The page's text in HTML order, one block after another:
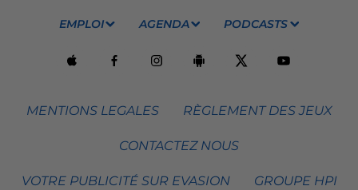
EMPLOI AGENDA PODCASTS
MENTIONS LEGALES RÈGLEMENT DES JEUX
CONTACTEZ NOUS
VOTRE PUBLICITÉ SUR EVASION GROUPE HPI